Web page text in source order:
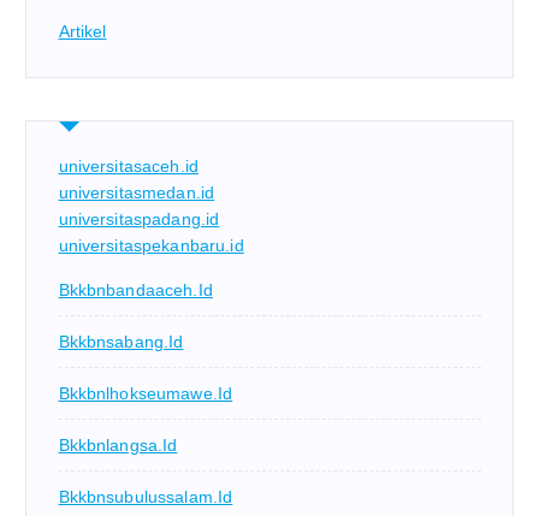
Artikel
universitasaceh.id
universitasmedan.id
universitaspadang.id
universitaspekanbaru.id
Bkkbnbandaaceh.id
Bkkbnsabang.id
Bkkbnlhokseumawe.id
Bkkbnlangsa.id
Bkkbnsubulussalam.id